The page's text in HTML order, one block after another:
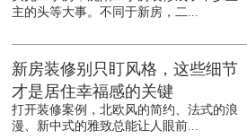
主的头等大事。不同于新房，二...
新房装修别只盯风格，这些细节
才是居住幸福感的关键
打开装修案例，北欧风的简约、法式的浪
漫、新中式的雅致总能让人眼前...